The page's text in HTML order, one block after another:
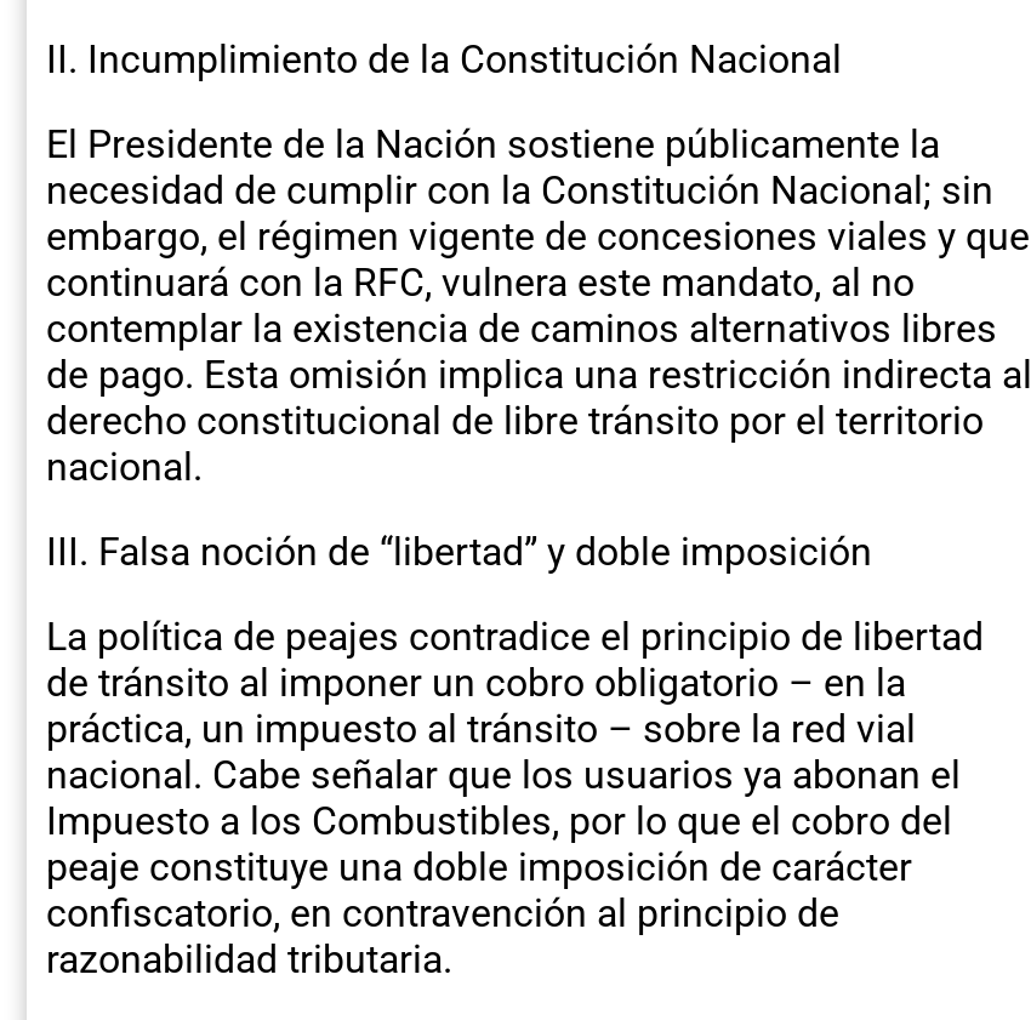
II. Incumplimiento de la Constitución Nacional
El Presidente de la Nación sostiene públicamente la
necesidad de cumplir con la Constitución Nacional; sin
embargo, el régimen vigente de concesiones viales y que
continuará con la RFC, vulnera este mandato, al no
contemplar la existencia de caminos alternativos libres
de pago. Esta omisión implica una restricción indirecta al
derecho constitucional de libre tránsito por el territorio
nacional.
III. Falsa noción de “libertad” y doble imposición
La política de peajes contradice el principio de libertad
de tránsito al imponer un cobro obligatorio – en la
práctica, un impuesto al tránsito – sobre la red vial
nacional. Cabe señalar que los usuarios ya abonan el
Impuesto a los Combustibles, por lo que el cobro del
peaje constituye una doble imposición de carácter
confiscatorio, en contravención al principio de
razonabilidad tributaria.